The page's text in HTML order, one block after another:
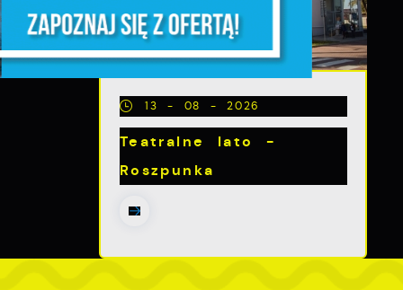
13 - 08 - 2026
Teatralne lato -
Roszpunka